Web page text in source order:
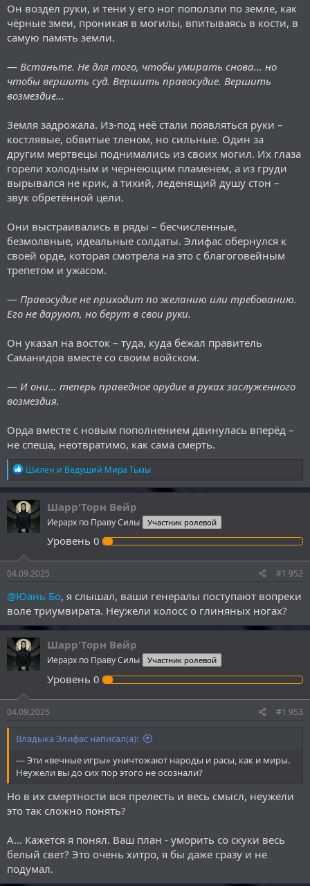
Он воздел руки, и тени у его ног поползли по земле, как
чёрные змеи, проникая в могилы, впитываясь в кости, в
самую память земли.
— Встаньте. Не для того, чтобы умирать снова… но
чтобы вершить суд. Вершить правосудие. Вершить
возмездие...
Земля задрожала. Из-под неё стали появляться руки –
костлявые, обвитые тленом, но сильные. Один за
другим мертвецы поднимались из своих могил. Их глаза
горели холодным и чернеющим пламенем, а из груди
вырывался не крик, а тихий, леденящий душу стон –
звук обретённой цели.
Они выстраивались в ряды – бесчисленные,
безмолвные, идеальные солдаты. Элифас обернулся к
своей орде, которая смотрела на это с благоговейным
трепетом и ужасом.
— Правосудие не приходит по желанию или требованию.
Его не даруют, но берут в свои руки.
Он указал на восток – туда, куда бежал правитель
Саманидов вместе со своим войском.
— И они… теперь праведное орудие в руках заслуженного
возмездия.
Орда вместе с новым пополнением двинулась вперёд –
не спеша, неотвратимо, как сама смерть.
Р
е
а
к
ц
и
и
Шилен и Ведущий Мира Тьмы
Шарр'Торн Вейр
Иерарх по Праву Силы Участник ролевой
Уровень 0
04.09.2025 #1 952
@Юань Бо, я слышал, ваши генералы поступают вопреки
воле триумвирата. Неужели колосс о глиняных ногах?
Шарр'Торн Вейр
Иерарх по Праву Силы Участник ролевой
Уровень 0
04.09.2025 #1 953
Владыка Элифас написал(а):
— Эти «вечные игры» уничтожают народы и расы, как и миры.
Неужели вы до сих пор этого не осознали?
Но в их смертности вся прелесть и весь смысл, неужели
это так сложно понять?
А... Кажется я понял. Ваш план - уморить со скуки весь
белый свет? Это очень хитро, я бы даже сразу и не
подумал.